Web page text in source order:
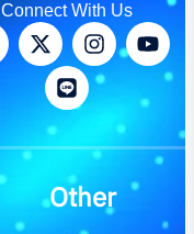
Connect With Us
Other